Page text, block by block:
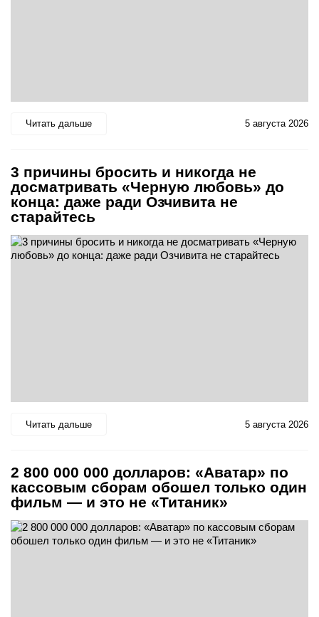
Читать дальше 5 августа 2026
3 причины бросить и никогда не
досматривать «Черную любовь» до
конца: даже ради Озчивита не
старайтесь
Читать дальше 5 августа 2026
2 800 000 000 долларов: «Аватар» по
кассовым сборам обошел только один
фильм — и это не «Титаник»